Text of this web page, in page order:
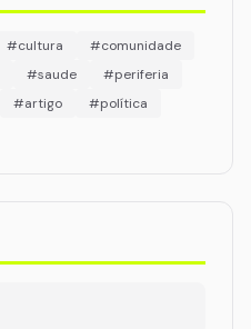
#cultura
#comunidade
#saude
#periferia
#artigo
#política